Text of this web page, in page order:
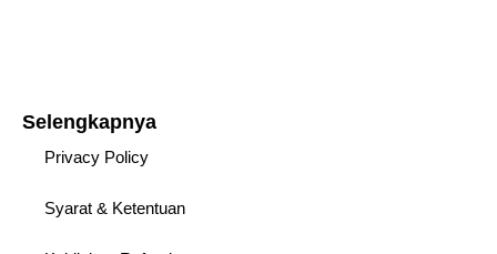
Selengkapnya
Privacy Policy
Syarat & Ketentuan